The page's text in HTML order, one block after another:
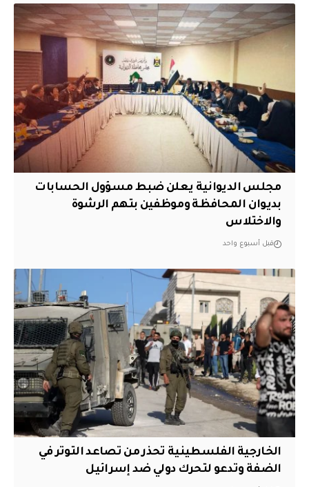
مجلس الديوانية يعلن ضبط مسؤول الحسابات
بديوان المحافظة وموظفين بتهم الرشوة
والاختلاس
قبل أسبوع واحد
الخارجية الفلسطينية تحذر من تصاعد التوتر في
الضفة وتدعو لتحرك دولي ضد إسرائيل